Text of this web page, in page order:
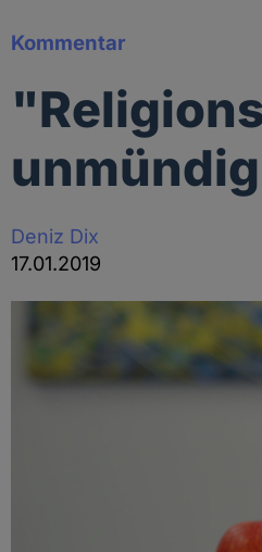
Kommentar
Deniz Dix
17.01.2019